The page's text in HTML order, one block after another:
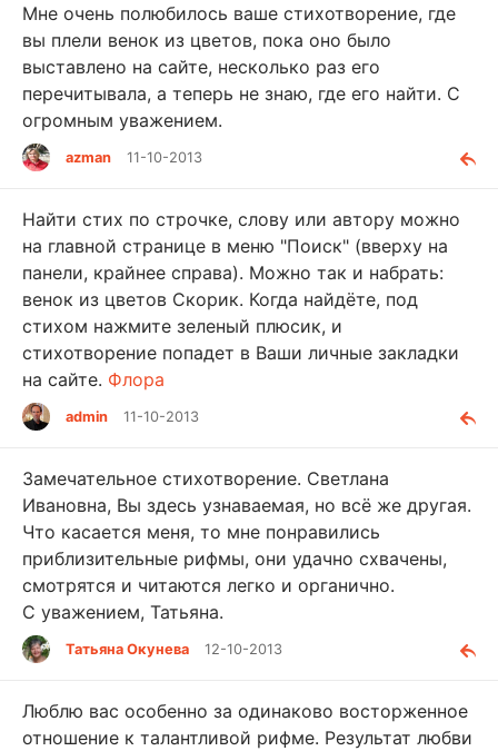
Мне очень полюбилось ваше стихотворение, где
вы плели венок из цветов, пока оно было
выставлено на сайте, несколько раз его
перечитывала, а теперь не знаю, где его найти. С
огромным уважением.
azman 11-10-2013
Найти стих по строчке, слову или автору можно
на главной странице в меню "Поиск" (вверху на
панели, крайнее справа). Можно так и набрать:
венок из цветов Скорик. Когда найдёте, под
стихом нажмите зеленый плюсик, и
стихотворение попадет в Ваши личные закладки
на сайте. Флора
admin 11-10-2013
Замечательное стихотворение. Светлана
Ивановна, Вы здесь узнаваемая, но всё же другая.
Что касается меня, то мне понравились
приблизительные рифмы, они удачно схвачены,
смотрятся и читаются легко и органично.
С уважением, Татьяна.
Татьяна Окунева 12-10-2013
Люблю вас особенно за одинаково восторженное
отношение к талантливой рифме. Результат любви